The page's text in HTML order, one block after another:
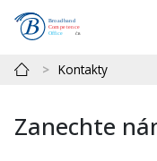
Kontakty
Zanechte